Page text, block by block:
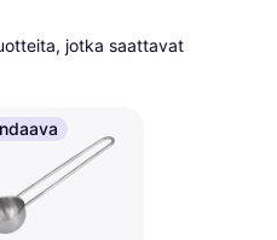
jotka saattavat